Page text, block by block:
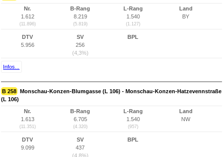
Nr.
1.612
(11.896)
B-Rang
8.219
(5.819)
L-Rang
1.540
(1.127)
Land
BY
DTV
5.956
SV
256
(4,3%)
BPL
Infos...
B 258 Monschau-Konzen-Blumgasse (L 106) - Monschau-Konzen-Hatzevennstraße
(L 106)
Nr.
1.613
(11.351)
B-Rang
6.705
(4.320)
L-Rang
1.540
(957)
Land
NW
DTV
9.099
SV
437
(4,8%)
BPL